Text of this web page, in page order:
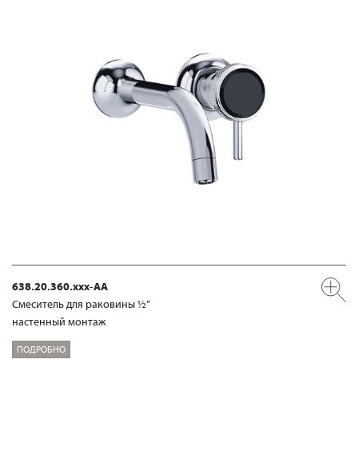
638.20.360.xxx-AA
Смеситель для раковины ½“
настенный монтаж
ПОДРОБНО